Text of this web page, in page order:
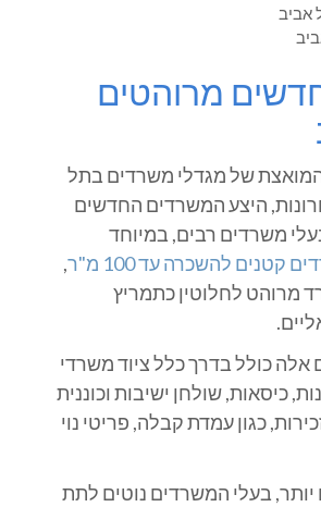
מרוהטים
של מגדלי משרדים בתל
היצע המשרדים החדשים
משרדים רבים, במיוחד
קטנים להשכרה עד 100 מ"ר
,
מרוהט לחלוטין כתמריץ
כולל בדרך כלל ציוד משרדי
כיסאות, שולחן ישיבות וכוננית
כגון עמדת קבלה, פריטי נוי
בעלי המשרדים נוטים לתת